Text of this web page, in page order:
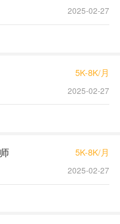
2025-02-27
5K-8K/月
2025-02-27
5K-8K/月
2025-02-27